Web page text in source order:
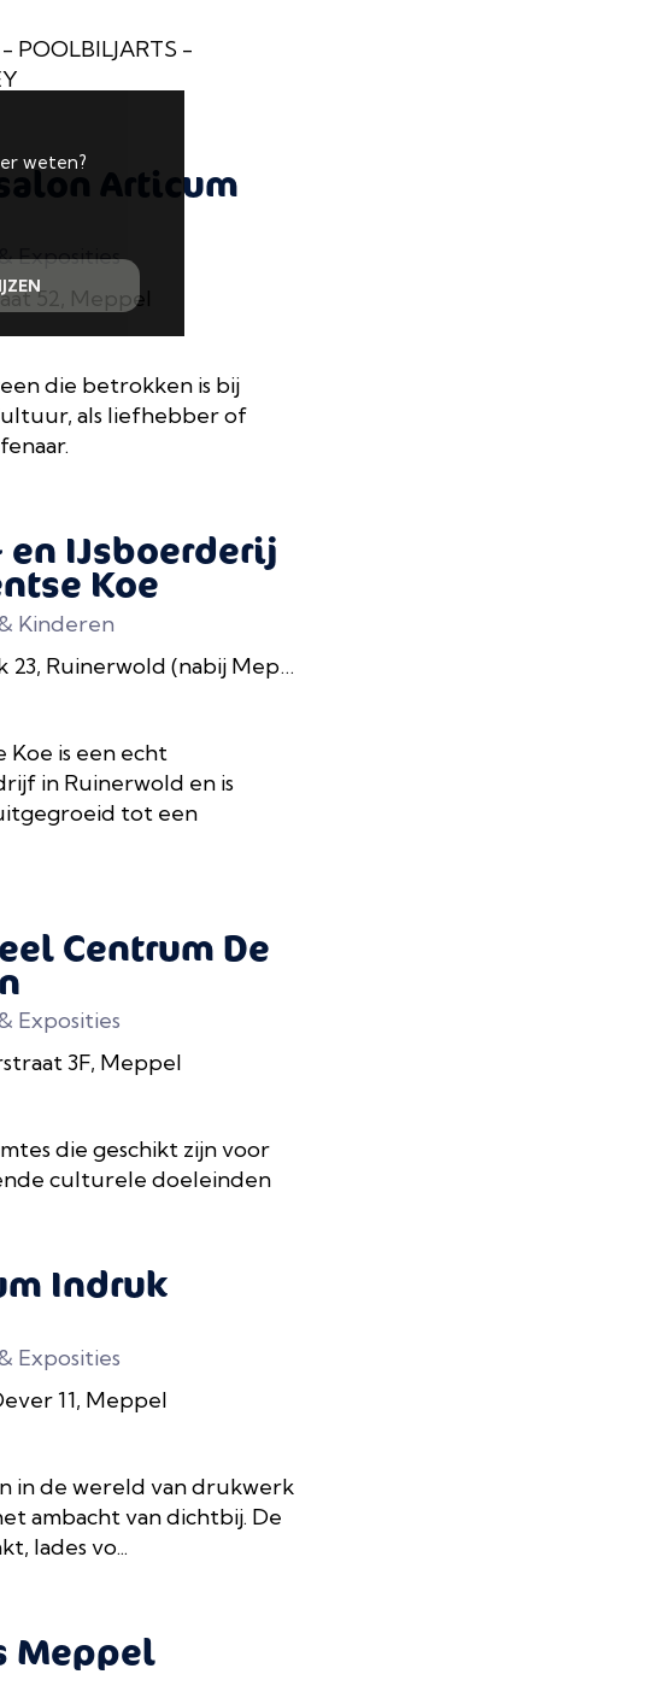
weten?
POOLBILJARTS -
Articum
Exposities
52, Meppel
die betrokken is bij
als liefhebber of
en IJsboerderij
Koe
Kinderen
Ruinerwold (nabij Meppel)
Koe is een echt
in Ruinerwold en is
tot een
Centrum De
Exposities
3F, Meppel
die geschikt zijn voor
culturele doeleinden
Indruk
Exposities
11, Meppel
in de wereld van drukwerk
ambacht van dichtbij. De
lades vo...
Meppel